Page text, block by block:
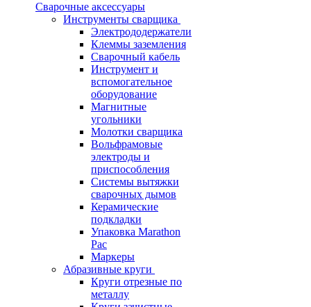
Сварочные аксессуары
Инструменты сварщика
Электрододержатели
Клеммы заземления
Сварочный кабель
Инструмент и
вспомогательное
оборудование
Магнитные
угольники
Молотки сварщика
Вольфрамовые
электроды и
приспособления
Системы вытяжки
сварочных дымов
Керамические
подкладки
Упаковка Marathon
Pac
Маркеры
Абразивные круги
Круги отрезные по
металлу